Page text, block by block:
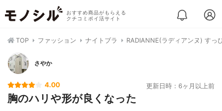
おすすめ商品がもらえる
クチコミポイ活サイト
TOP ファッション ナイトブラ RADIANNE(ラディアンヌ) すっ
さやか
4.00 更新日時：6ヶ月以上前
胸のハリや形が良くなった